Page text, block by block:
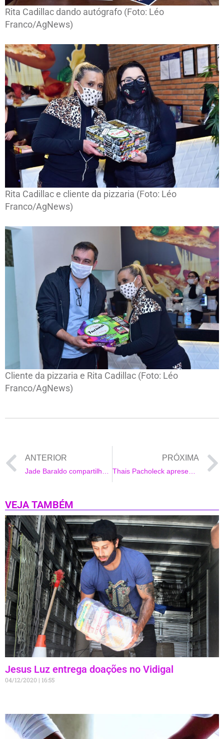
Rita Cadillac dando autógrafo (Foto: Léo
Franco/AgNews)
Rita Cadillac e cliente da pizzaria (Foto: Léo
Franco/AgNews)
Cliente da pizzaria e Rita Cadillac (Foto: Léo
Franco/AgNews)
ANTERIOR PRÓXIMA
Thais Pacholeck apresenta a Live Show de Marcos e Bellutti
VEJA TAMBÉM
Jesus Luz entrega doações no Vidigal
04/12/2020 16:55